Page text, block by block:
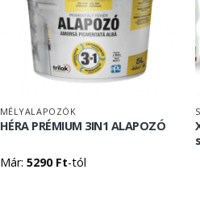
MÉLYALAPOZÓK
HÉRA PRÉMIUM 3IN1 ALAPOZÓ
Már: 5290 Ft-tól